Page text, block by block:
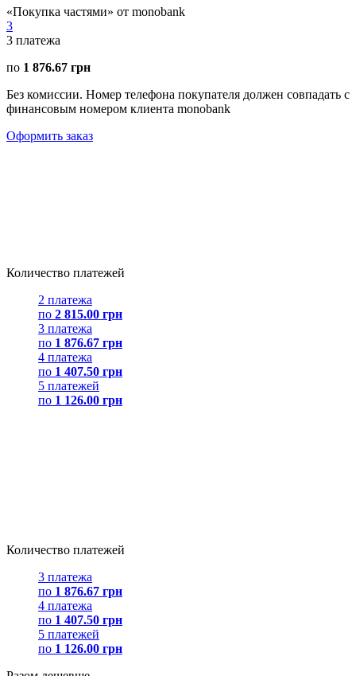
«Покупка частями» от monobank
3
3 платежа
по 1 876.67 грн
Без комиссии. Номер телефона покупателя должен совпадать с
финансовым номером клиента monobank
Оформить заказ
Количество платежей
2 платежа
по 2 815.00 грн
3 платежа
по 1 876.67 грн
4 платежа
по 1 407.50 грн
5 платежей
по 1 126.00 грн
Количество платежей
3 платежа
по 1 876.67 грн
4 платежа
по 1 407.50 грн
5 платежей
по 1 126.00 грн